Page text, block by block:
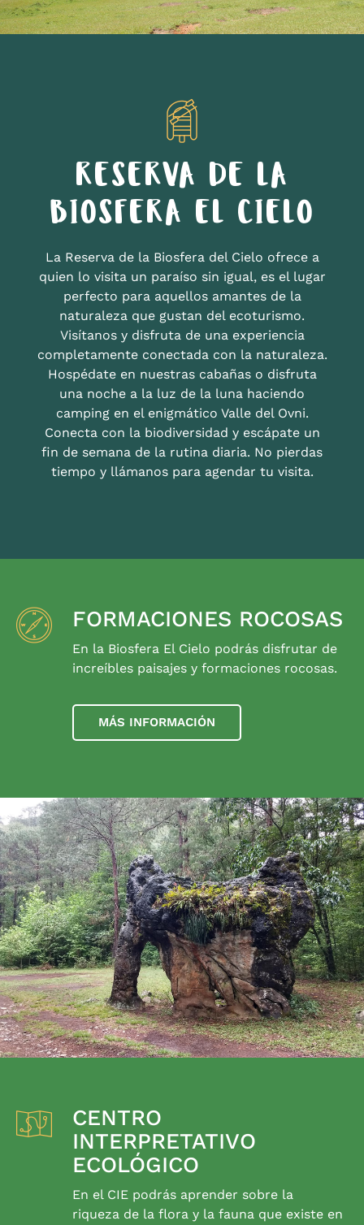
RESERVA DE LA
BIOSFERA EL CIELO
La Reserva de la Biosfera del Cielo ofrece a
quien lo visita un paraíso sin igual, es el lugar
perfecto para aquellos amantes de la
naturaleza que gustan del ecoturismo.
Visítanos y disfruta de una experiencia
completamente conectada con la naturaleza.
Hospédate en nuestras cabañas o disfruta
una noche a la luz de la luna haciendo
camping en el enigmático Valle del Ovni.
Conecta con la biodiversidad y escápate un
fin de semana de la rutina diaria. No pierdas
tiempo y llámanos para agendar tu visita.
FORMACIONES ROCOSAS
En la Biosfera El Cielo podrás disfrutar de
increíbles paisajes y formaciones rocosas.
MÁS INFORMACIÓN
CENTRO
INTERPRETATIVO
ECOLÓGICO
En el CIE podrás aprender sobre la
riqueza de la flora y la fauna que existe en